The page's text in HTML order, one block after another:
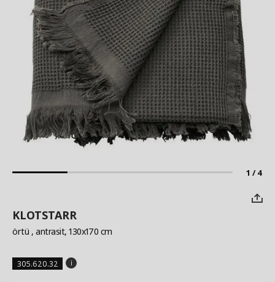
1 / 4
KLOTSTARR
örtü , antrasit, 130x170 cm
305.620.32